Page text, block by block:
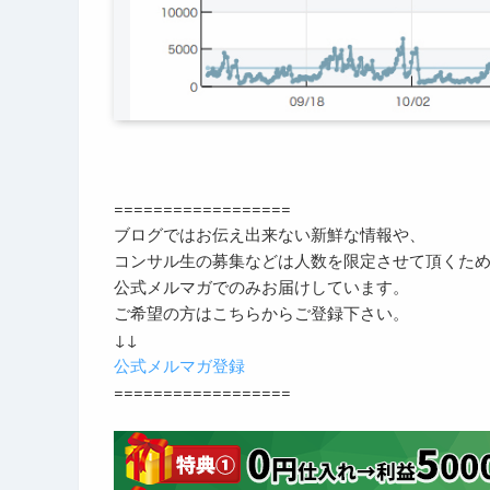
==================
ブログではお伝え出来ない新鮮な情報や、
コンサル生の募集などは人数を限定させて頂くため
公式メルマガでのみお届けしています。
ご希望の方はこちらからご登録下さい。
↓↓
公式メルマガ登録
==================